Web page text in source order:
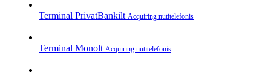
Terminal PrivatBankilt Acquiring nutitelefonis
Terminal Monolt Acquiring nutitelefonis